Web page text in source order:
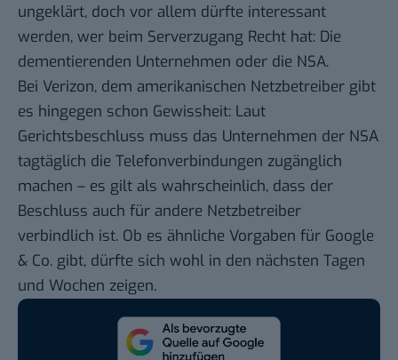
ungeklärt, doch vor allem dürfte interessant
werden, wer beim Serverzugang Recht hat: Die
dementierenden Unternehmen oder die NSA.
Bei Verizon, dem amerikanischen Netzbetreiber gibt
es hingegen schon Gewissheit: Laut
Gerichtsbeschluss muss das Unternehmen der NSA
tagtäglich die Telefonverbindungen zugänglich
machen – es gilt als wahrscheinlich, dass der
Beschluss auch für andere Netzbetreiber
verbindlich ist. Ob es ähnliche Vorgaben für Google
& Co. gibt, dürfte sich wohl in den nächsten Tagen
und Wochen zeigen.